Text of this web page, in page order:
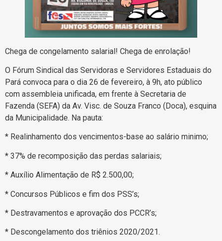
Chega de congelamento salarial! Chega de enrolação!
O Fórum Sindical das Servidoras e Servidores Estaduais do
Pará convoca para o dia 26 de fevereiro, à 9h, ato público
com assembleia unificada, em frente à Secretaria de
Fazenda (SEFA) da Av. Visc. de Souza Franco (Doca), esquina
da Municipalidade. Na pauta:
* Realinhamento dos vencimentos-base ao salário minimo;
* 37% de recomposição das perdas salariais;
* Auxílio Alimentação de R$ 2.500,00;
* Concursos Públicos e fim dos PSS’s;
* Destravamentos e aprovação dos PCCR’s;
* Descongelamento dos triênios 2020/2021.